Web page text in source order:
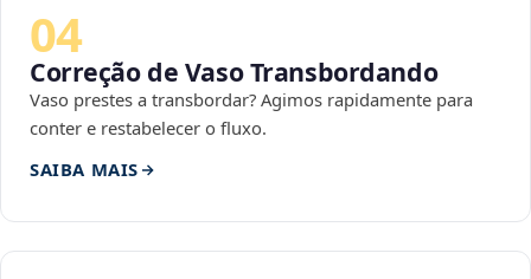
04
Correção de Vaso Transbordando
Vaso prestes a transbordar? Agimos rapidamente para
conter e restabelecer o fluxo.
SAIBA MAIS